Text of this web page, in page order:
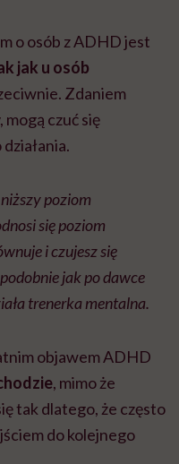
o osób z ADHD jest
jak u osób
Zdaniem
czuć się
poziom
się poziom
i czujesz się
jak po dawce
trenerka mentalna.
objawem ADHD
, mimo że
tak dlatego, że często
do kolejnego